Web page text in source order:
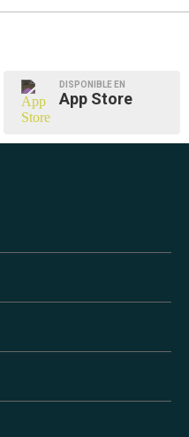
DISPONIBLE EN
App Store